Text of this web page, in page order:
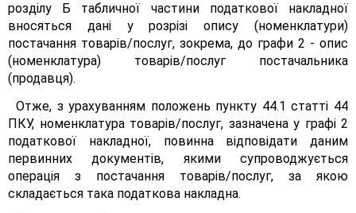
розділу Б табличної частини податкової накладної
вносяться дані у розрізі опису (номенклатури)
постачання товарів/послуг, зокрема, до графи 2 - опис
(номенклатура) товарів/послуг постачальника
(продавця).
Отже, з урахуванням положень пункту 44.1 статті 44
ПКУ, номенклатура товарів/послуг, зазначена у графі 2
податкової накладної, повинна відповідати даним
первинних документів, якими супроводжується
операція з постачання товарів/послуг, за якою
складається така податкова накладна.